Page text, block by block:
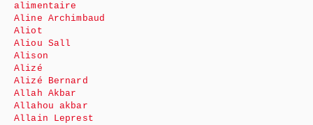
alimentaire
Aline Archimbaud
Aliot
Aliou Sall
Alison
Alizé
Alizé Bernard
Allah Akbar
Allahou akbar
Allain Leprest